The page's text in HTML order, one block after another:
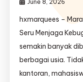
June 8, 2026
hxmarquees –
Seru Menjaga
semakin banyak
berbagai usia.
kantoran,